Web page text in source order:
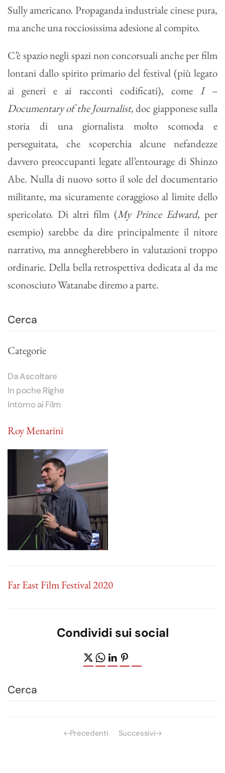
Sully americano. Propaganda industriale cinese pura,
ma anche una rocciosissima adesione al compito.
C’è spazio negli spazi non concorsuali anche per film
lontani dallo spirito primario del festival (più legato
ai generi e ai racconti codificati), come I –
Documentary of the Journalist, doc giapponese sulla
storia di una giornalista molto scomoda e
perseguitata, che scoperchia alcune nefandezze
davvero preoccupanti legate all’entourage di Shinzo
Abe. Nulla di nuovo sotto il sole del documentario
militante, ma sicuramente coraggioso al limite dello
spericolato. Di altri film (My Prince Edward, per
esempio) sarebbe da dire principalmente il nitore
narrativo, ma annegherebbero in valutazioni troppo
ordinarie. Della bella retrospettiva dedicata al da me
sconosciuto Watanabe diremo a parte.
Categorie
Da Ascoltare
In poche Righe
Intorno ai Film
Roy Menarini
Far East Film Festival 2020
Condividi sui social
Precedenti Successivi